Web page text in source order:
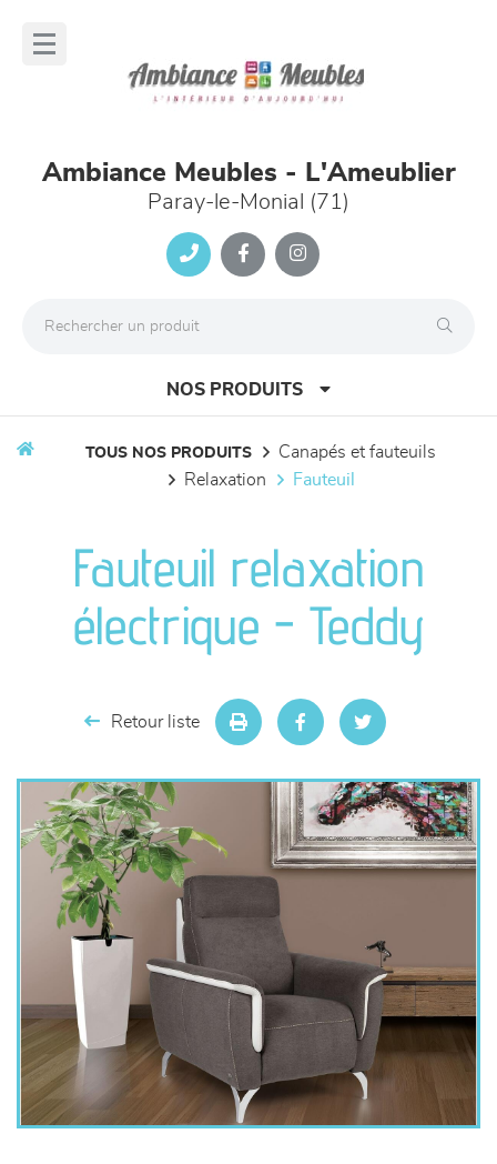
Ambiance Meubles - L'Ameublier
Paray-le-Monial (71)
NOS PRODUITS
séjours
meubles de complément
décoration
TOUS NOS PRODUITS
canapés et fauteuils
relaxation
fauteuil
Fauteuil relaxation
électrique - Teddy
Retour liste